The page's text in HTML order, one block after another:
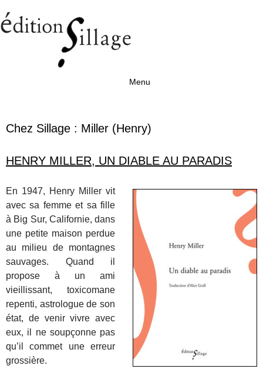
Menu
Chez Sillage : Miller (Henry)
HENRY MILLER, UN DIABLE AU PARADIS
En 1947, Henry Miller vit
avec sa femme et sa fille
à Big Sur, Californie, dans
une petite maison perdue
au milieu de montagnes
sauvages. Quand il
propose à un ami
vieillissant, toxicomane
repenti, astrologue de son
état, de venir vivre avec
eux, il ne soupçonne pas
qu’il commet une erreur
grossière.